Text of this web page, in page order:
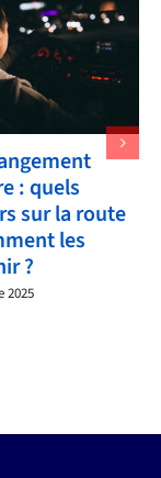
: quels
sur la route
les
?
2025